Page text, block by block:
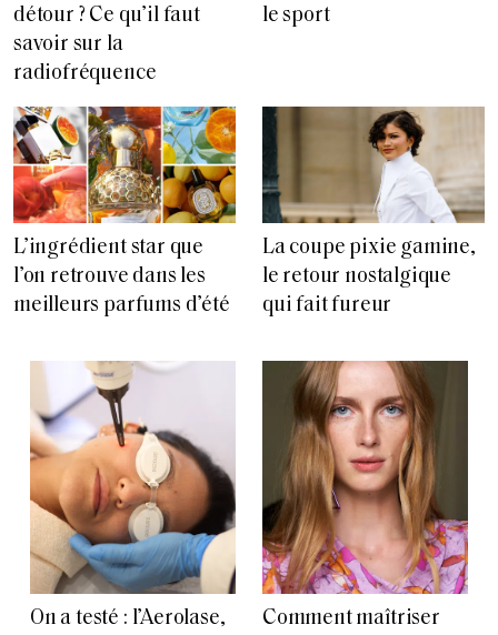
détour ? Ce qu’il faut
savoir sur la
radiofréquence
le sport
L’ingrédient star que
l’on retrouve dans les
meilleurs parfums d’été
La coupe pixie gamine,
le retour nostalgique
qui fait fureur
On a testé : l’Aerolase,
Comment maîtriser